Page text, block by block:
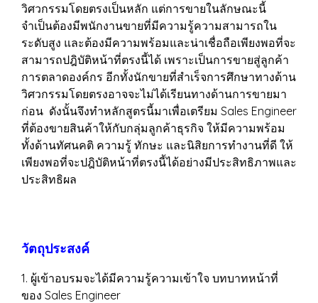
วิศวกรรมโดยตรงเป็นหลัก แต่การขายในลักษณะนี้
จำเป็นต้องมีพนักงานขายที่มีความรู้ความสามารถใน
ระดับสูง และต้องมีความพร้อมและน่าเชื่อถือเพียงพอที่จะ
สามารถปฎิบัติหน้าที่ตรงนี้ได้ เพราะเป็นการขายสู่ลูกค้า
การตลาดองค์กร อีกทั้งนักขายที่สำเร็จการศึกษาทางด้าน
วิศวกรรมโดยตรงอาจจะไม่ได้เรียนทางด้านการขายมา
ก่อน ดังนั้นจึงทำหลักสูตรนี้มาเพื่อเตรียม Sales Engineer
ที่ต้องขายสินค้าให้กับกลุ่มลูกค้าธุรกิจ ให้มีความพร้อม
ทั้งด้านทัศนคติ ความรู้ ทักษะ และนิสิยการทำงานที่ดี ให้
เพียงพอที่จะปฎิบัติหน้าที่ตรงนี้ได้อย่างมีประสิทธิภาพและ
ประสิทธิผล
วัตถุประสงค์
1. ผู้เข้าอบรมจะได้มีความรู้ความเข้าใจ บทบาทหน้าที่
ของ Sales Engineer